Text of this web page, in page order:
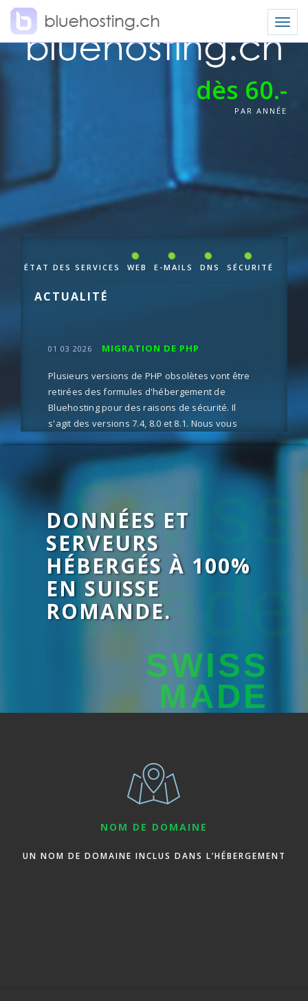
Toggle
dès 60.-
PAR ANNÉE
ÉTAT DES SERVICES WEB E-MAILS DNS SÉCURITÉ
ACTUALITÉ
01 03 2026 MIGRATION DE PHP
Plusieurs versions de PHP obsolètes vont être
retirées des formules d'hébergement de
Bluehosting pour des raisons de sécurité. Il
s'agit des versions 7.4, 8.0 et 8.1. Nous vous
encourageons à modifier votre version de PHP
depuis Plesk dès que possible
Swiss
made
DONNÉES ET
SERVEURS
HÉBERGÉS À 100%
EN SUISSE
ROMANDE.
SWISS
MADE
NOM DE DOMAINE
UN NOM DE DOMAINE INCLUS DANS L’HÉBERGEMENT